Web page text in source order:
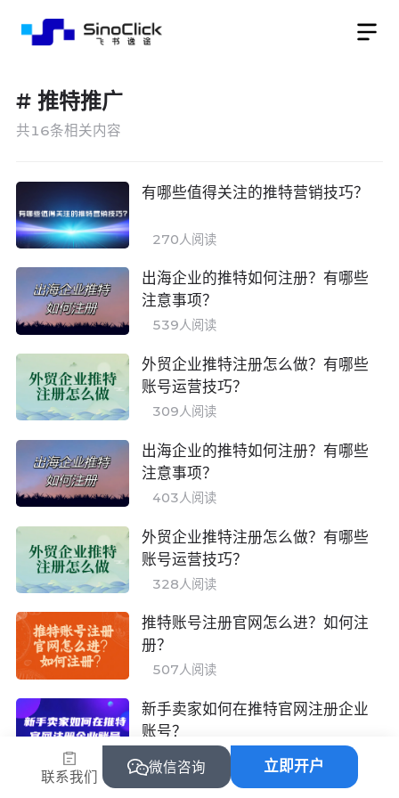
# 推特推广
共16条相关内容
有哪些值得关注的推特营销技巧？
270人阅读
出海企业的推特如何注册？有哪些
注意事项？
539人阅读
外贸企业推特注册怎么做？有哪些
账号运营技巧？
309人阅读
出海企业的推特如何注册？有哪些
注意事项？
403人阅读
外贸企业推特注册怎么做？有哪些
账号运营技巧？
328人阅读
推特账号注册官网怎么进？如何注
册？
507人阅读
新手卖家如何在推特官网注册企业
账号？
398 人阅读
联系我们
微信咨询 立即开户